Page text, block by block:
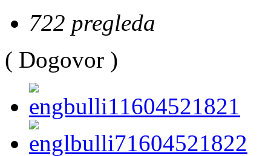
722 pregleda
( Dogovor )